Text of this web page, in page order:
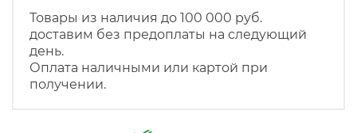
Товары из наличия до 100 000 руб.
доставим без предоплаты на следующий
день.
Оплата наличными или картой при
получении.